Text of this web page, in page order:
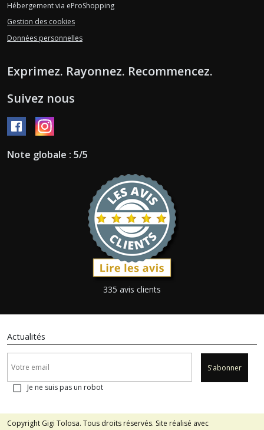
Hébergement via eProShopping
Gestion des cookies
Données personnelles
Exprimez. Rayonnez. Recommencez.
Suivez nous
Note globale : 5/5
335 avis clients
Actualités
S'abonner
Je ne suis pas un robot
Copyright Gigi Tolosa. Tous droits réservés. Site réalisé avec